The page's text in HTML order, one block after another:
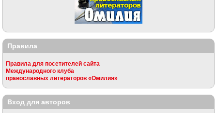
Правила
Правила для посетителей сайта
Международного клуба
православных литераторов «Омилия»
Вход для авторов